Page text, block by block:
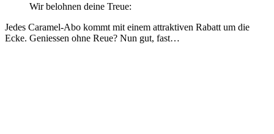
Wir belohnen deine Treue:
Jedes Caramel-Abo kommt mit einem attraktiven Rabatt um die
Ecke. Geniessen ohne Reue? Nun gut, fast…